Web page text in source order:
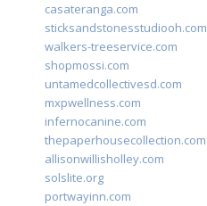
casateranga.com
sticksandstonesstudiooh.com
walkers-treeservice.com
shopmossi.com
untamedcollectivesd.com
mxpwellness.com
infernocanine.com
thepaperhousecollection.com
allisonwillisholley.com
solslite.org
portwayinn.com